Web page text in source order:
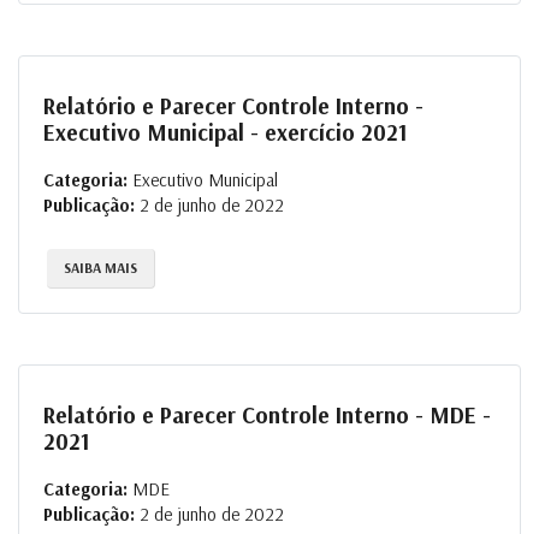
Relatório e Parecer Controle Interno -
Executivo Municipal - exercício 2021
Categoria: Executivo Municipal
Publicação: 2 de junho de 2022
SAIBA MAIS
Relatório e Parecer Controle Interno - MDE -
2021
Categoria: MDE
Publicação: 2 de junho de 2022